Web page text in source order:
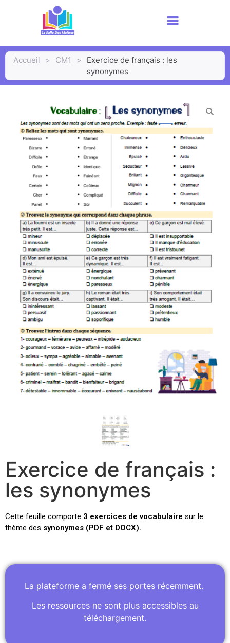
Accueil > CM1 >
Exercice de français : les
synonymes
Exercice de français :
les synonymes
Cette feuille comporte 3 exercices de vocabulaire sur le
thème des synonymes (PDF et DOCX).
La plateforme a fermé ses portes récemment.
Les ressources ne sont plus accessibles au
téléchargement.